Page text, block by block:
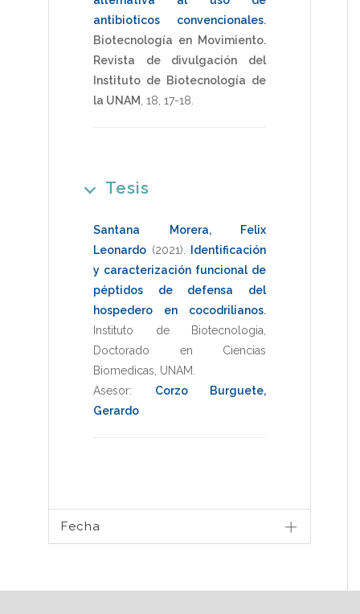
antibioticos convencionales.
Biotecnología en Movimiento.
Revista de divulgación del
Instituto de Biotecnología de
la UNAM 18 17-18
Tesis
Santana Morera, Felix
Leonardo (2021)
Identificación
y caracterización funcional de
péptidos de defensa del
hospedero en cocodrilianos.
Instituto de Biotecnologia
Doctorado en Ciencias
Biomedicas UNAM
Asesor: Corzo Burguete,
Gerardo
Fecha